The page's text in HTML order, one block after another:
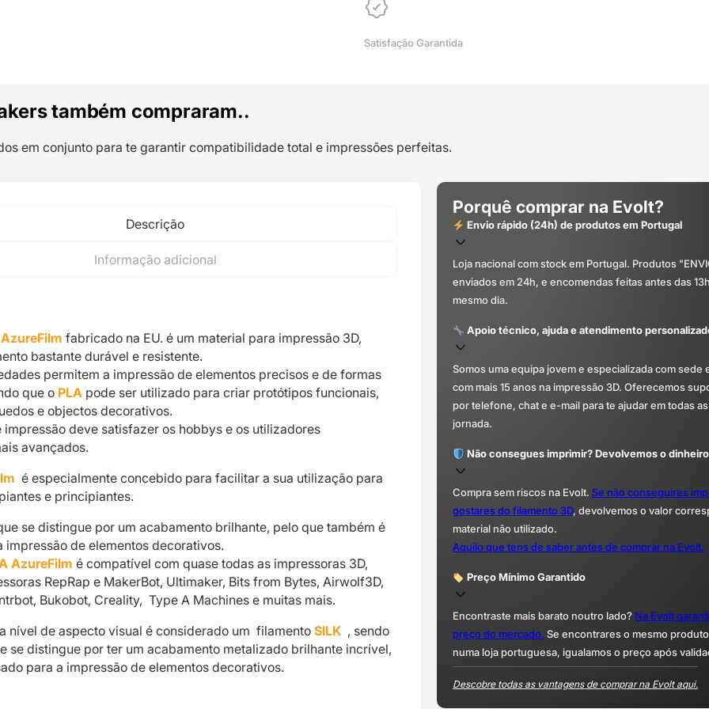
Satisfação Garantida
também compraram..
em conjunto para te garantir compatibilidade total e impressões perfeitas.
Descrição
Informação adicional
fabricado na EU. é um material para impressão 3D,
bastante durável e resistente.
permitem a impressão de elementos precisos e de formas
que o PLA pode ser utilizado para criar protótipos funcionais,
e objectos decorativos.
deve satisfazer os hobbys e os utilizadores
avançados.
é especialmente concebido para facilitar a sua utilização para
e principiantes.
se distingue por um acabamento brilhante, pelo que também é
impressão de elementos decorativos.
AzureFilm é compatível com quase todas as impressoras 3D,
RepRap e MakerBot, Ultimaker, Bits from Bytes, Airwolf3D,
Bukobot, Creality, Type A Machines e muitas mais.
nível de aspecto visual é considerado um filamento SILK , sendo
se distingue por ter um acabamento metalizado brilhante incrível,
para a impressão de elementos decorativos.
Porquê comprar na Evolt?
Envio rápido (24h) de produtos em Portugal
Loja nacional com stock em Portugal. Produtos
enviados em 24h, e encomendas feitas antes das
mesmo dia.
Apoio técnico, ajuda e atendimento
Somos uma equipa jovem e especializada com sede
com mais 15 anos na impressão 3D. Oferecemos
por telefone, chat e e-mail para te ajudar em todas
jornada.
Não consegues imprimir? Devolvemos o
Compra sem riscos na Evolt. Se não conseguires
gostares do filamento 3D, devolvemos o valor
material não utilizado.
Aquilo que tens de saber antes de comprar na Evolt.
Preço Mínimo Garantido
Encontraste mais barato noutro lado? Na Evolt
preço do mercado. Se encontrares o mesmo
numa loja portuguesa, igualamos o preço após
Descobre todas as vantagens de comprar na Evolt aqui.